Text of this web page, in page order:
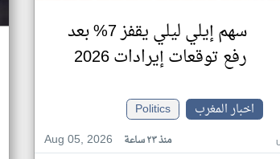
سهم إيلي ليلي يقفز 7% بعد
رفع توقعات إيرادات 2026
اخبار المغرب
Politics
Aug 05, 2026
منذ ٢٣ ساعة